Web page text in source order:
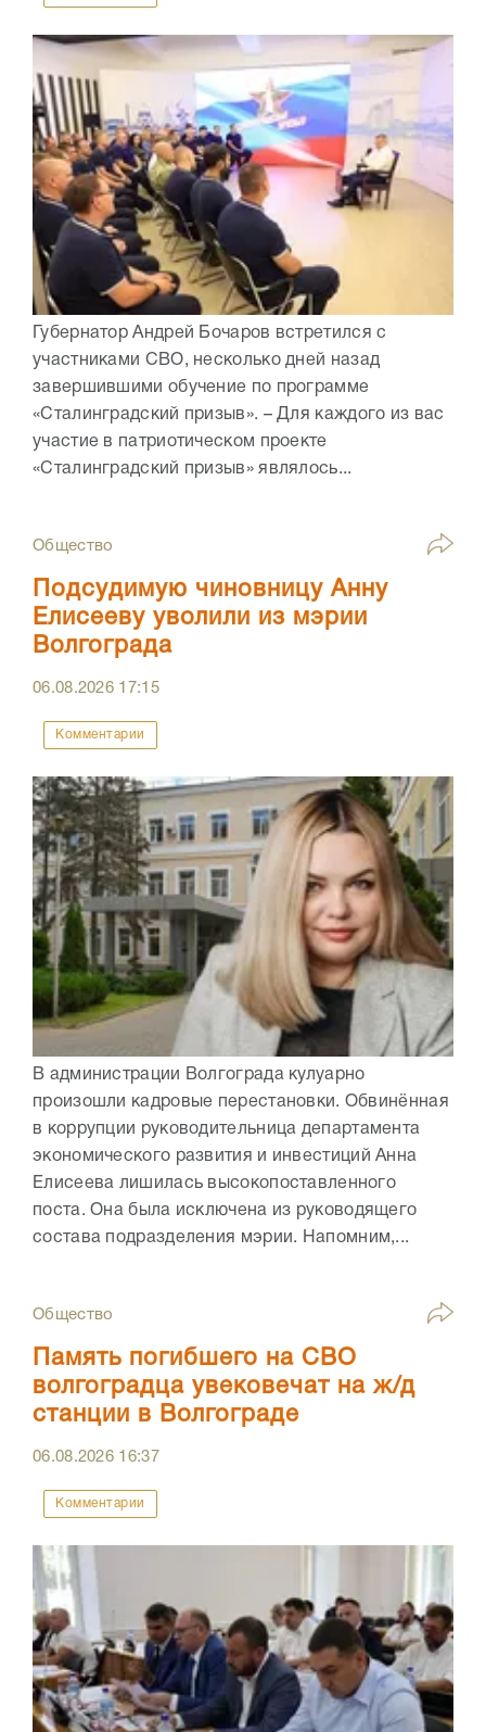
Губернатор Андрей Бочаров встретился с
участниками СВО, несколько дней назад
завершившими обучение по программе
«Сталинградский призыв». – Для каждого из вас
участие в патриотическом проекте
«Сталинградский призыв» являлось...
Общество
Подсудимую чиновницу Анну
Елисееву уволили из мэрии
Волгограда
06.08.2026 17:15
Комментарии
В администрации Волгограда кулуарно
произошли кадровые перестановки. Обвинённая
в коррупции руководительница департамента
экономического развития и инвестиций Анна
Елисеева лишилась высокопоставленного
поста. Она была исключена из руководящего
состава подразделения мэрии. Напомним,...
Общество
Память погибшего на СВО
волгоградца увековечат на ж/д
станции в Волгограде
06.08.2026 16:37
Комментарии